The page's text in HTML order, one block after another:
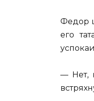
Федор
его
— Нет,